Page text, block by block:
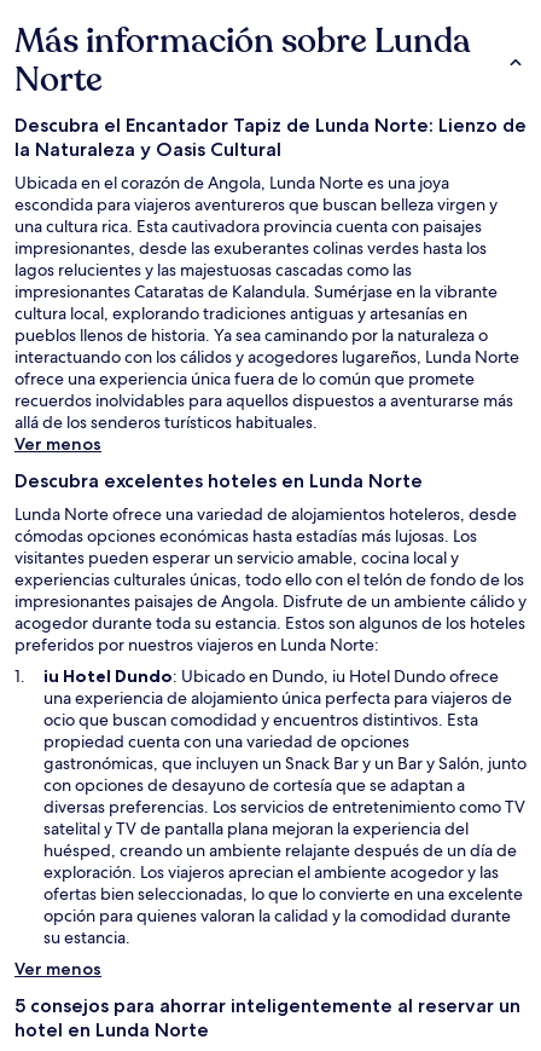
Más información sobre Lunda
Norte
Descubra el Encantador Tapiz de Lunda Norte: Lienzo de
la Naturaleza y Oasis Cultural
Ubicada en el corazón de Angola, Lunda Norte es una joya
escondida para viajeros aventureros que buscan belleza virgen y
una cultura rica. Esta cautivadora provincia cuenta con paisajes
impresionantes, desde las exuberantes colinas verdes hasta los
lagos relucientes y las majestuosas cascadas como las
impresionantes Cataratas de Kalandula. Sumérjase en la vibrante
cultura local, explorando tradiciones antiguas y artesanías en
pueblos llenos de historia. Ya sea caminando por la naturaleza o
interactuando con los cálidos y acogedores lugareños, Lunda Norte
ofrece una experiencia única fuera de lo común que promete
recuerdos inolvidables para aquellos dispuestos a aventurarse más
allá de los senderos turísticos habituales.
Ver menos
Descubra excelentes hoteles en Lunda Norte
Lunda Norte ofrece una variedad de alojamientos hoteleros, desde
cómodas opciones económicas hasta estadías más lujosas. Los
visitantes pueden esperar un servicio amable, cocina local y
experiencias culturales únicas, todo ello con el telón de fondo de los
impresionantes paisajes de Angola. Disfrute de un ambiente cálido y
acogedor durante toda su estancia. Estos son algunos de los hoteles
preferidos por nuestros viajeros en Lunda Norte:
iu Hotel DundoS
e
a
b
r
i
r
á
e
n
u
n
e
v
: Ubicado en Dundo, iu Hotel Dundo ofrece
una experiencia de alojamiento única perfecta para viajeros de
ocio que buscan comodidad y encuentros distintivos. Esta
propiedad cuenta con una variedad de opciones
gastronómicas, que incluyen un Snack Bar y un Bar y Salón, junto
con opciones de desayuno de cortesía que se adaptan a
diversas preferencias. Los servicios de entretenimiento como TV
satelital y TV de pantalla plana mejoran la experiencia del
huésped, creando un ambiente relajante después de un día de
exploración. Los viajeros aprecian el ambiente acogedor y las
ofertas bien seleccionadas, lo que lo convierte en una excelente
opción para quienes valoran la calidad y la comodidad durante
su estancia.
Ver menos
5 consejos para ahorrar inteligentemente al reservar un
hotel en Lunda Norte